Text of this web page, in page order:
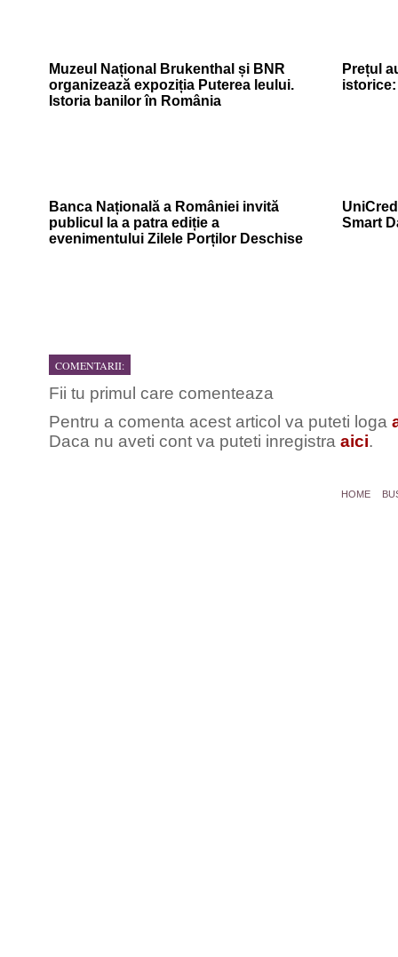
Muzeul Național Brukenthal și BNR
organizează expoziția Puterea leului.
Istoria banilor în România
Prețul
Banca Națională a României invită
publicul la a patra ediție a
evenimentului Zilele Porților Deschise
Smart
COMENTARII:
Fii tu primul care comenteaza
Pentru a comenta acest articol va puteti loga
Daca nu aveti cont va puteti inregistra aici.
HOME